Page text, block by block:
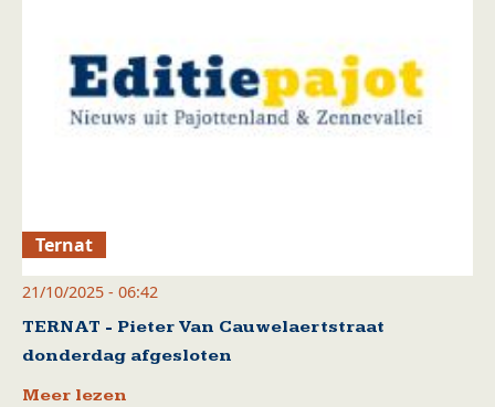
Ternat
21/10/2025 - 06:42
TERNAT - Pieter Van Cauwelaertstraat
donderdag afgesloten
Meer lezen